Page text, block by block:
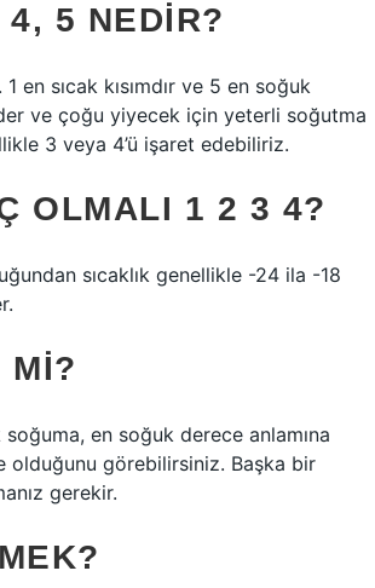
5 NEDIR?
en sıcak kısımdır ve 5 en soğuk
ve çoğu yiyecek için yeterli soğutma
3 veya 4’ü işaret edebiliriz.
OLMALI 1 2 3 4?
sıcaklık genellikle -24 ila -18
MI?
en soğuk derece anlamına
olduğunu görebilirsiniz. Başka bir
gerekir.